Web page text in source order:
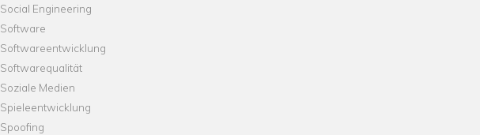
Social Engineering
Software
Softwareentwicklung
Softwarequalität
Soziale Medien
Spieleentwicklung
Spoofing